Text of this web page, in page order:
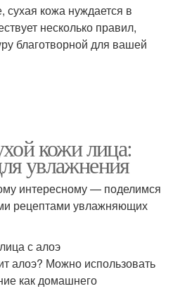
сухая кожа нуждается в
несколько правил,
благотворной для вашей
кожи лица:
увлажнения
интересному — поделимся
рецептами увлажняющих
с алоэ
алоэ? Можно использовать
как домашнего